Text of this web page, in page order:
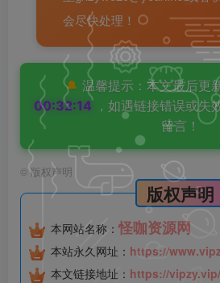
会尽快处理！
🔔 温馨提示：本文最后更
00:32:14 ，如遇链接错误或失
留言！
© 版权声明
版权声明
本网站名称：怪咖资源网
本站永久网址： https://
本文链接地址： https://